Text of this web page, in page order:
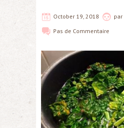
October 19, 2018 par
Pas de Commentaire